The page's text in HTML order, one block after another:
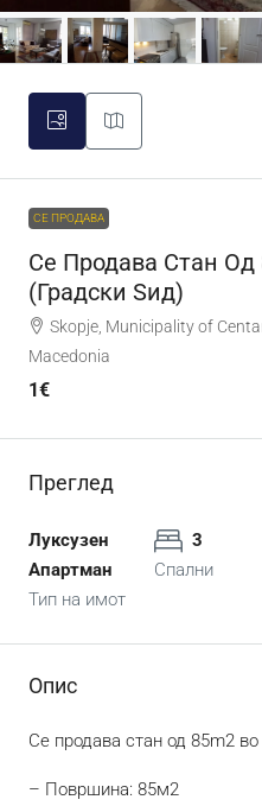
СЕ ПРОДАВА
Се Продава Стан
(Градски Ѕид)
Skopje, Municipality of
Macedonia
1€
Преглед
Луксузен
Апартман
Тип на имот
3
Спални
Опис
Се продава стан од 85m2
– Површина: 85м2